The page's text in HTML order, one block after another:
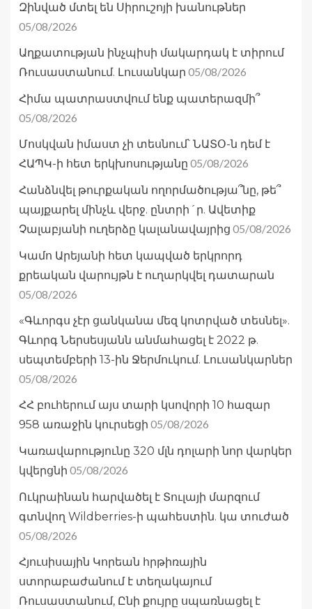
Զինված մտել են Սիրուշոյի խանութներ
05/08/2026
Աղքատության ինչպիսի մակարդակ է տիրում
Ռուսաստանում. Լուսանկար 05/08/2026
Հիմա պատրաստվում ենք պատերազմի՞
05/08/2026
Մոսկվան իմաստ չի տեսնում՝ ՆԱՏՕ-ն դեմ է
ՀԱՊԿ-ի հետ երկխոսությանը 05/08/2026
Հանձնվել թուրքական ողորմածությա՞նը, թե՞
պայքարել մինչև վերջ. ընտրի´ր. Ավետիք
Չալաբյանի ուղերձը կալանավայրից 05/08/2026
Կամո Արեյանի հետ կապված երկրորդ
քրեական վարույթն է ուղարկվել դատարան
05/08/2026
«Գևորգս չէր ցանկանա մեզ կոտրված տեսնել».
Գևորգ Ներսեսյանն անմահացել է 2022 թ.
սեպտեմբերի 13-ին Ջերմուկում. Լուսանկարներ
05/08/2026
ՀՀ բուհերում այս տարի կսովորի 10 հազար
958 առաջին կուրսեցի 05/08/2026
Կառավարությունը 320 մլն դոլարի նոր վարկեր
կվերցնի 05/08/2026
Ուկրաինան հարվածել է Տուլայի մարզում
գտնվող Wildberries-ի պահեստին. կա տուժած
05/08/2026
Հյուսիսային Կորեան հրթիռային
ստորաբաժանում է տեղակայում
Ռուսաստանում, Ընի քույրը սպառնացել է